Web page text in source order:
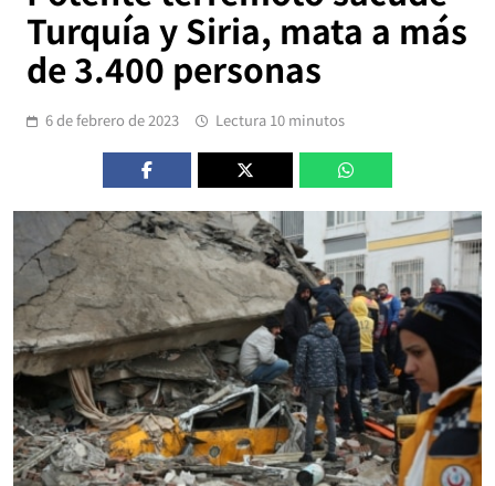
Turquía y Siria, mata a más
de 3.400 personas
6 de febrero de 2023 Lectura 10 minutos